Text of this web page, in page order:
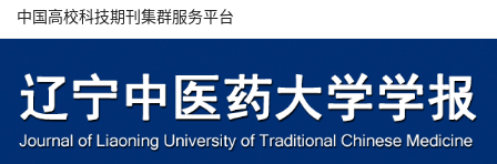
中国高校科技期刊集群服务平台